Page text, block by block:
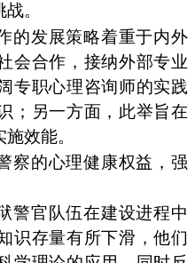
。
的发展策略着重于内外
会合作，接纳外部专业
专职心理咨询师的实践
；另一方面，此举旨在
效能。
察的心理健康权益，强
警官队伍在建设进程中
识存量有所下滑，他们